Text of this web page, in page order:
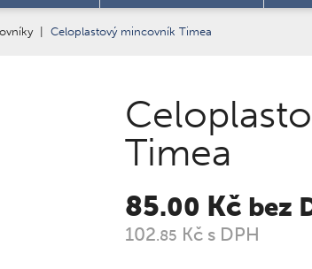
| Celoplastový mincovník Timea
Timea
85.00 Kč bez
102.85 Kč s DPH